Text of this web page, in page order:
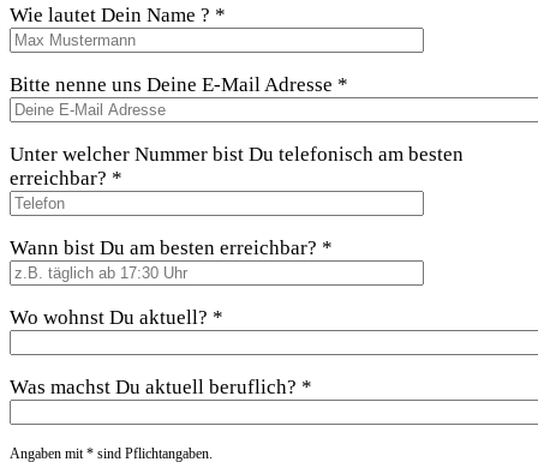
Wie lautet Dein Name ? *
Bitte nenne uns Deine E-Mail Adresse *
Unter welcher Nummer bist Du telefonisch am besten
erreichbar? *
Wann bist Du am besten erreichbar? *
Wo wohnst Du aktuell? *
Was machst Du aktuell beruflich? *
Angaben mit * sind Pflichtangaben.